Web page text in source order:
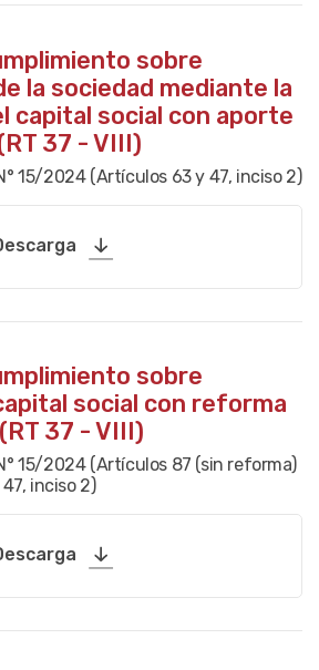
sobre
la sociedad mediante la
capital social con aporte
37 - VIII)
15/2024 (Artículos 63 y 47, inciso 2)
sobre
social con reforma
37 - VIII)
15/2024 (Artículos 87 (sin reforma)
inciso 2)